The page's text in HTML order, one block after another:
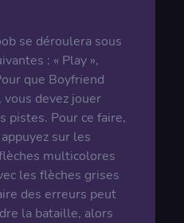
se déroulera sous
: « Play »,
que Boyfriend
devez jouer
pistes. Pour ce faire,
sur les
multicolores
les flèches grises
des erreurs peut
la bataille, alors